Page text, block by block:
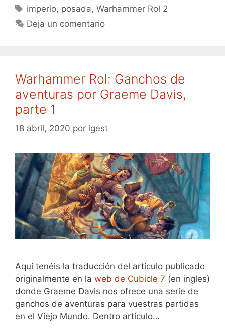
Etiquetas
imperio, posada,Warhammer Rol 2
Deja un comentario
Warhammer Rol: Ganchos de
aventuras por Graeme Davis,
parte 1
18 abril, 2020 por igest
Aquí tenéis la traducción del artículo publicado
originalmente en la web de Cubicle 7 (en ingles)
donde Graeme Davis nos ofrece una serie de
ganchos de aventuras para vuestras partidas
en el Viejo Mundo. Dentro artículo…